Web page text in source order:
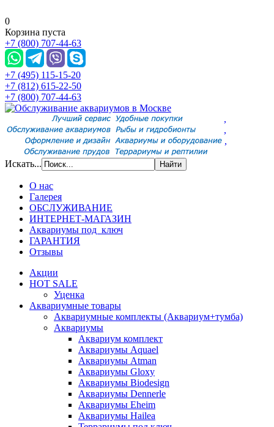
0
Корзина пуста
+7 (800) 707-44-63
+7 (495) 115-15-20
+7 (812) 615-22-50
+7 (800) 707-44-63
,
,
,
Искать...
О нас
Галерея
ОБСЛУЖИВАНИЕ
ИНТЕРНЕТ-МАГАЗИН
Аквариумы под ключ
ГАРАНТИЯ
Отзывы
Акции
HOT SALE
Уценка
Аквариумные товары
Аквариумные комплекты (Аквариум+тумба)
Аквариумы
Аквариум комплект
Аквариумы Aquael
Аквариумы Atman
Аквариумы Gloxy
Аквариумы Biodesign
Аквариумы Dennerle
Аквариумы Eheim
Аквариумы Hailea